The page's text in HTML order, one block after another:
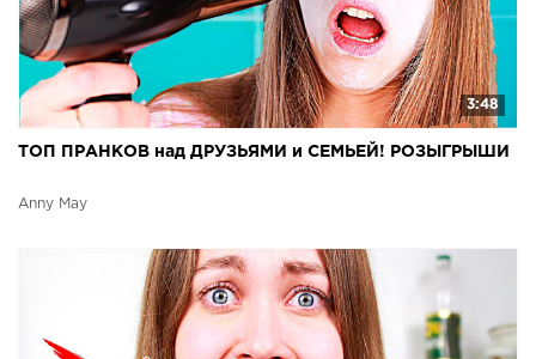
3:48
ТОП ПРАНКОВ над ДРУЗЬЯМИ и СЕМЬЕЙ! РОЗЫГРЫШИ
Anny May